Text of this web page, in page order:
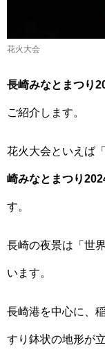
花火大会
長崎みなとまつり
ご紹介します。
花火大会といえば
崎みなとまつり
す。
長崎の夜景は「世
います。
長崎港を中心に、
すり鉢状の地形が